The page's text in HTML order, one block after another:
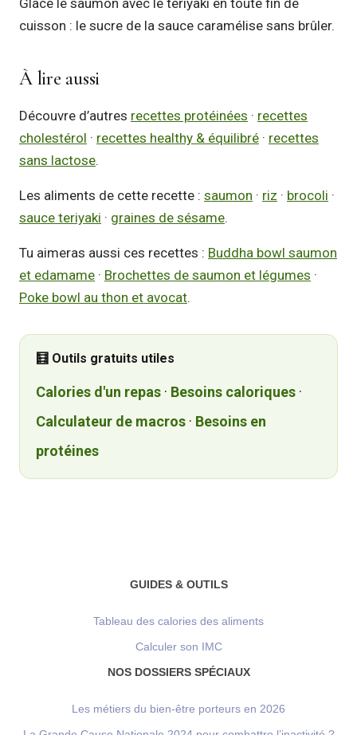
Glace le saumon avec le teriyaki en toute fin de
cuisson : le sucre de la sauce caramélise sans brûler.
À lire aussi
Découvre d’autres recettes protéinées · recettes
cholestérol · recettes healthy & équilibré · recettes
sans lactose.
Les aliments de cette recette : saumon · riz · brocoli ·
sauce teriyaki · graines de sésame.
Tu aimeras aussi ces recettes : Buddha bowl saumon
et edamame · Brochettes de saumon et légumes ·
Poke bowl au thon et avocat.
🧮 Outils gratuits utiles
Calories d'un repas · Besoins caloriques ·
Calculateur de macros · Besoins en
protéines
GUIDES & OUTILS
Tableau des calories des aliments
Calculer son IMC
NOS DOSSIERS SPÉCIAUX
Les métiers du bien-être porteurs en 2026